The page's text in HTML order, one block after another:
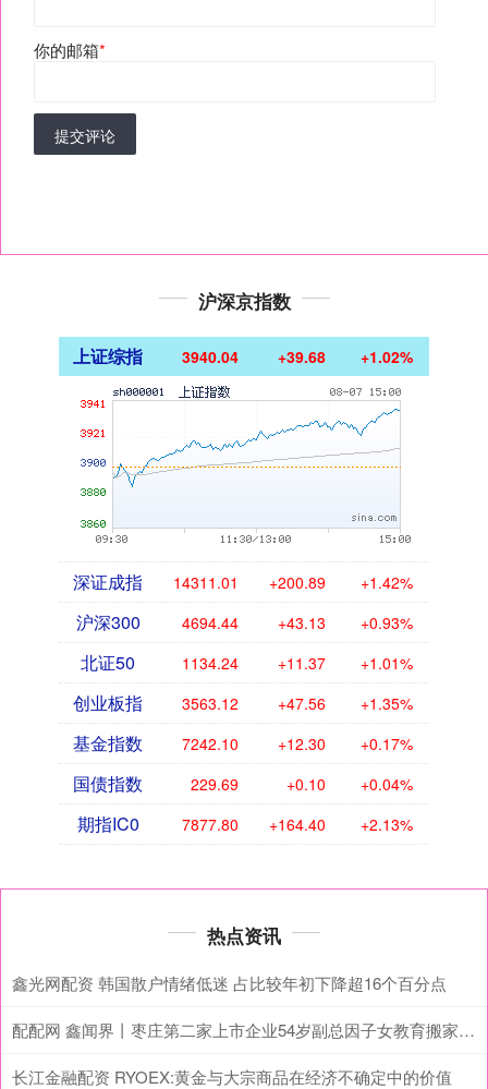
你的邮箱*
提交评论
沪深京指数
上证综指 3940.04 +39.68 +1.02%
深证成指 14311.01 +200.89 +1.42%
沪深300 4694.44 +43.13 +0.93%
北证50 1134.24 +11.37 +1.01%
创业板指 3563.12 +47.56 +1.35%
基金指数 7242.10 +12.30 +0.17%
国债指数 229.69 +0.10 +0.04%
期指IC0 7877.80 +164.40 +2.13%
热点资讯
鑫光网配资 韩国散户情绪低迷 占比较年初下降超16个百分点
配配网 鑫闻界丨枣庄第二家上市企业54岁副总因子女教育搬家异地而辞职
长江金融配资 RYOEX:黄金与大宗商品在经济不确定中的价值